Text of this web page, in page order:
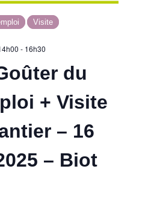
du
+ Visite
– 16
– Biot
- 16h30
Visite